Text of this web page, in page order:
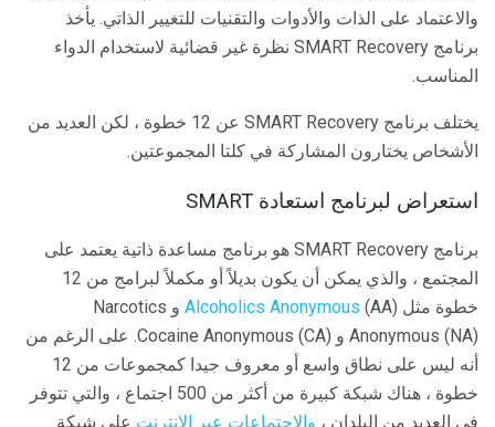
والاعتماد على الذات والأدوات والتقنيات للتغيير الذاتي. يأخذ
برنامج SMART Recovery نظرة غير قضائية لاستخدام الدواء
المناسب.
يختلف برنامج SMART Recovery عن 12 خطوة ، لكن العديد من
الأشخاص يختارون المشاركة في كلتا المجموعتين.
استعراض لبرنامج استعادة SMART
برنامج SMART Recovery هو برنامج مساعدة ذاتية يعتمد على
المجتمع ، والذي يمكن أن يكون بديلاً أو مكملاً لبرامج من 12
خطوة مثل
Alcoholics Anonymous
(AA) و Narcotics
Anonymous (NA) و Cocaine Anonymous (CA). على الرغم من
أنه ليس على نطاق واسع أو معروف جيدا كمجموعات من 12
خطوة ، هناك شبكة كبيرة من أكثر من 500 اجتماع ، والتي تتوفر
في العديد من البلدان ، والاجتماعات عبر الإنترنت على شبكة